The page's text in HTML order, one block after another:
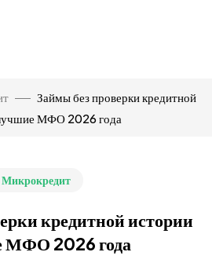
Займы без проверки кредитной
МФО 2026 года
Микрокредит
кредитной истории
МФО 2026 года